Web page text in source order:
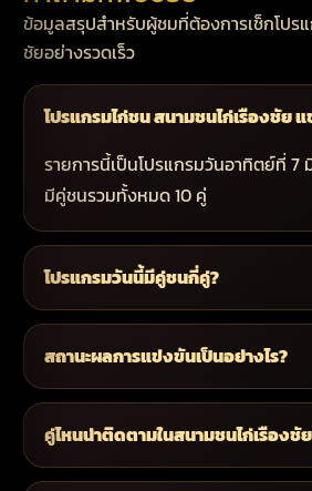
ข้อมูลสรุปสำหรับผู้ชมที่ต้องการเช็กโปร
ชัยอย่างรวดเร็ว
โปรแกรมไก่ชน สนามชนไก่เรืองชัย
รายการนี้เป็นโปรแกรมวันอาทิตย์ที่ 7
มีคู่ชนรวมทั้งหมด 10 คู่
โปรแกรมวันนี้มีคู่ชนกี่คู่?
สถานะผลการแข่งขันเป็นอย่างไร?
คู่ไหนน่าติดตามในสนามชนไก่เรืองชั